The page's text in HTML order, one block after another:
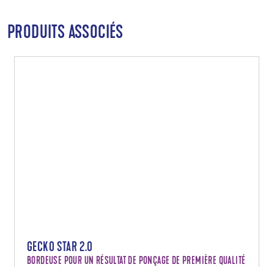
PRODUITS ASSOCIÉS
GECKO STAR 2.0
BORDEUSE POUR UN RÉSULTAT DE PONÇAGE DE PREMIÈRE QUALITÉ